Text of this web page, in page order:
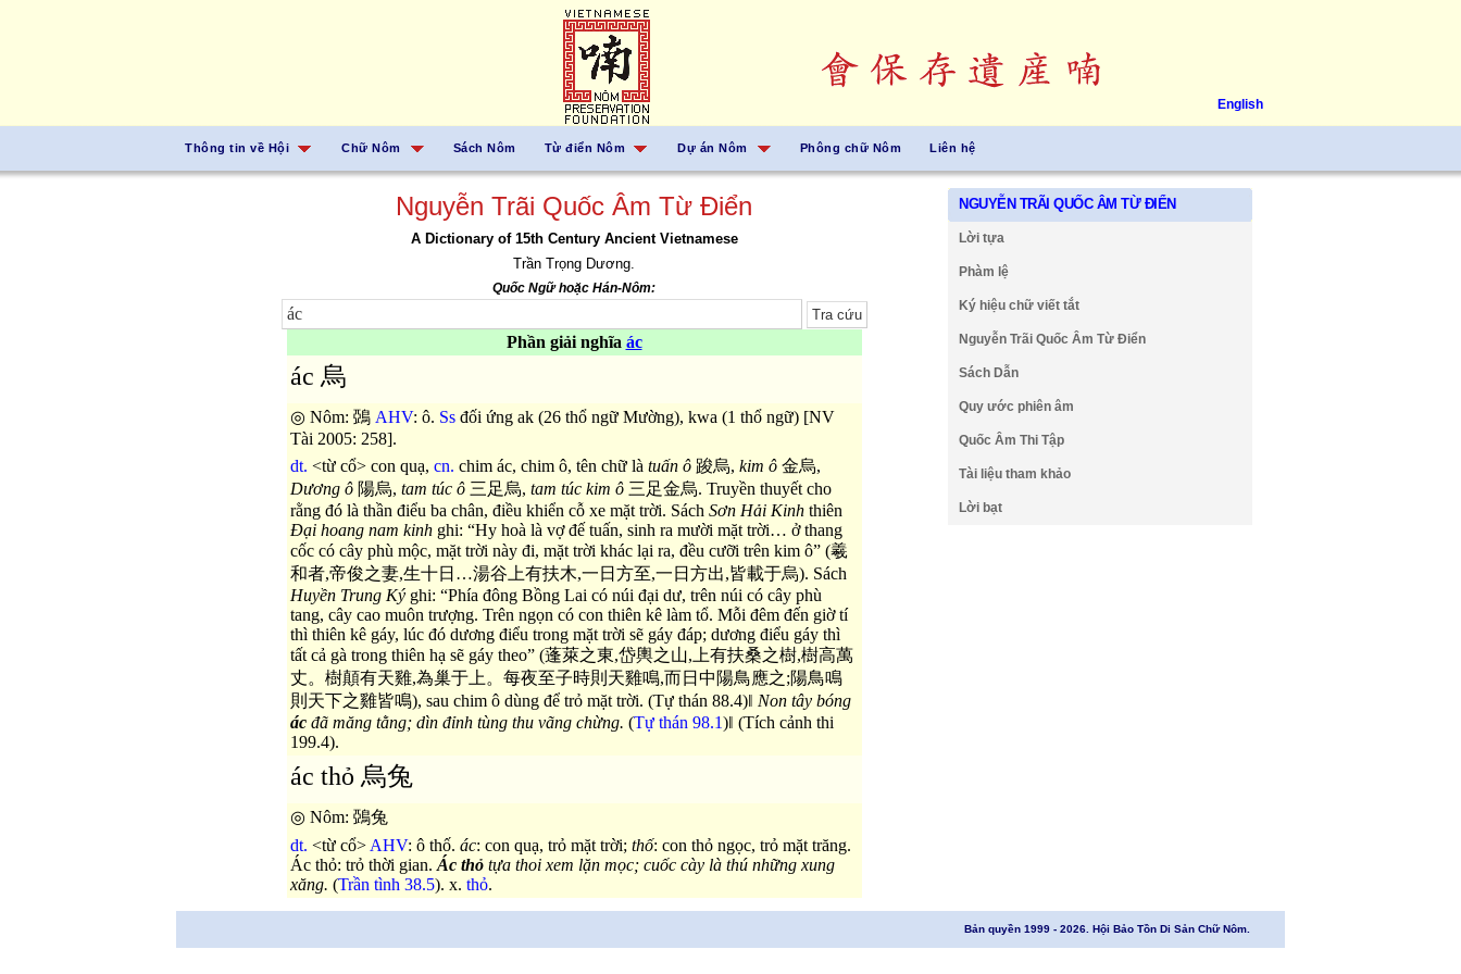
English
Thông tin về Hội Chữ Nôm Sách Nôm Từ điển Nôm Dự án Nôm Phông chữ Nôm Liên hệ
Nguyễn Trãi Quốc Âm Từ Điển
A Dictionary of 15th Century Ancient Vietnamese
Trần Trọng Dương.
Quốc Ngữ hoặc Hán-Nôm:
Phần giải nghĩa ác
ác 烏
◎ Nôm: 鵶 AHV: ô. Ssđối ứng ak (26 thổ ngữ Mường), kwa (1 thổ ngữ) [NV
Tài 2005: 258].
dt. <từ cổ> con quạ, cn. chim ác, chim ô, tên chữ là tuấn ô踆烏, kim ô金烏,
Dương ô陽烏, tam túc ô三足烏, tam túc kim ô三足金烏. Truyền thuyết cho
rằng đó là thần điểu ba chân, điều khiển cỗ xe mặt trời. Sách Sơn Hải Kinhthiên
Đại hoang nam kinhghi: “Hy hoà là vợ đế tuấn, sinh ra mười mặt trời… ở thang
cốc có cây phù mộc, mặt trời này đi, mặt trời khác lại ra, đều cưỡi trên kim ô” (羲
和者,帝俊之妻,生十日…湯谷上有扶木,一日方至,一日方出,皆載于烏). Sách
Huyền Trung Kýghi: “Phía đông Bồng Lai có núi đại dư, trên núi có cây phù
tang, cây cao muôn trượng. Trên ngọn có con thiên kê làm tổ. Mỗi đêm đến giờ tí
thì thiên kê gáy, lúc đó dương điểu trong mặt trời sẽ gáy đáp; dương điểu gáy thì
tất cả gà trong thiên hạ sẽ gáy theo” (蓬萊之東,岱輿之山,上有扶桑之樹,樹高萬
丈。樹顛有天雞,為巢于上。每夜至子時則天雞鳴,而日中陽鳥應之;陽鳥鳴
則天下之雞皆鳴), sau chim ô dùng để trỏ mặt trời. (Tự thán 88.4)‖ Non tây bóng
ácđã măng tằng; dìn đỉnh tùng thu vãng chừng. (Tự thán 98.1)‖ (Tích cảnh thi
199.4).
ác thỏ 烏兔
◎ Nôm: 鵶兔
dt. <từ cổ> AHV: ô thố. ác: con quạ, trỏ mặt trời; thố: con thỏ ngọc, trỏ mặt trăng.
Ác thỏ: trỏ thời gian. Ác thỏtựa thoi xem lặn mọc; cuốc cày là thú những xung
xăng. (Trần tình 38.5). x. thỏ.
NGUYỄN TRÃI QUỐC ÂM TỪ ĐIỂN
Lời tựa
Phàm lệ
Ký hiệu chữ viết tắt
Nguyễn Trãi Quốc Âm Từ Điển
Sách Dẫn
Quy ước phiên âm
Quốc Âm Thi Tập
Tài liệu tham khảo
Lời bạt
Bản quyền 1999 - 2026. Hội Bảo Tồn Di Sản Chữ Nôm.